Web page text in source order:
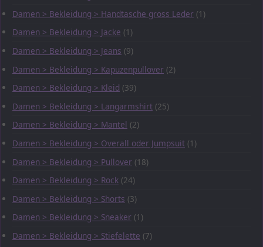
Damen > Bekleidung > Handtasche gross Leder (1)
Damen > Bekleidung > Jacke (1)
Damen > Bekleidung > Jeans (9)
Damen > Bekleidung > Kapuzenpullover (2)
Damen > Bekleidung > Kleid (39)
Damen > Bekleidung > Langarmshirt (25)
Damen > Bekleidung > Mantel (2)
Damen > Bekleidung > Overall oder Jumpsuit (1)
Damen > Bekleidung > Pullover (18)
Damen > Bekleidung > Rock (24)
Damen > Bekleidung > Shorts (3)
Damen > Bekleidung > Sneaker (1)
Damen > Bekleidung > Stiefelette (7)